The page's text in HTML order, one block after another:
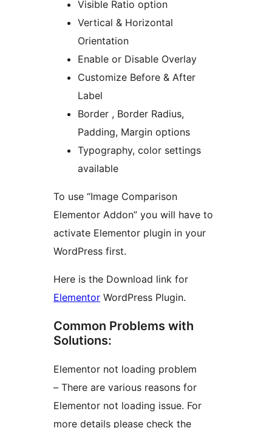
Visible Ratio option
Vertical & Horizontal
Orientation
Enable or Disable Overlay
Customize Before & After
Label
Border , Border Radius,
Padding, Margin options
Typography, color settings
available
To use “Image Comparison
Elementor Addon” you will have to
activate Elementor plugin in your
WordPress first.
Here is the Download link for
Elementor WordPress Plugin.
Common Problems with
Solutions:
Elementor not loading problem
– There are various reasons for
Elementor not loading issue. For
more details please check the